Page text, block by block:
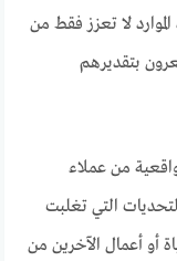
الموارد لا تعزز فقط من
بتقديرهم
من عملاء
التي تغلبت
أو أعمال الآخرين من